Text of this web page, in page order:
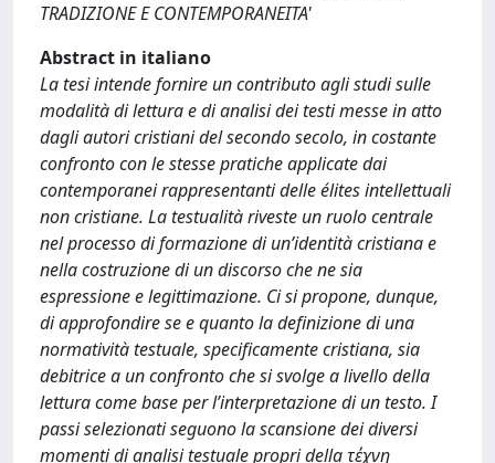
TRADIZIONE E CONTEMPORANEITA'
Abstract in italiano
La tesi intende fornire un contributo agli studi sulle
modalità di lettura e di analisi dei testi messe in atto
dagli autori cristiani del secondo secolo, in costante
confronto con le stesse pratiche applicate dai
contemporanei rappresentanti delle élites intellettuali
non cristiane. La testualità riveste un ruolo centrale
nel processo di formazione di un’identità cristiana e
nella costruzione di un discorso che ne sia
espressione e legittimazione. Ci si propone, dunque,
di approfondire se e quanto la definizione di una
normatività testuale, specificamente cristiana, sia
debitrice a un confronto che si svolge a livello della
lettura come base per l’interpretazione di un testo. I
passi selezionati seguono la scansione dei diversi
momenti di analisi testuale propri della τέχνη